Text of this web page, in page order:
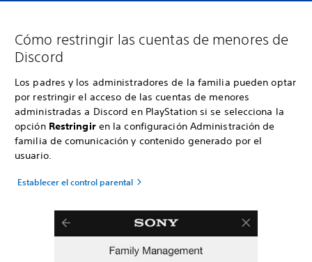
Cómo restringir las cuentas de menores de
Discord
Los padres y los administradores de la familia pueden optar
por restringir el acceso de las cuentas de menores
administradas a Discord en PlayStation si se selecciona la
opción Restringiren la configuración Administración de
familia de comunicación y contenido generado por el
usuario.
Establecer el control parental